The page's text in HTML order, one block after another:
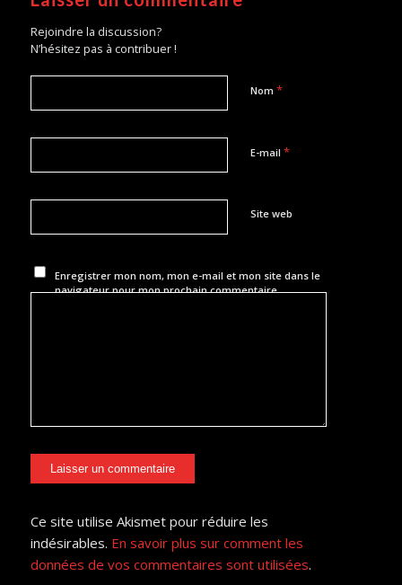
Rejoindre la discussion?
N’hésitez pas à contribuer !
Nom *
E-mail *
Site web
Enregistrer mon nom, mon e-mail et mon site dans le
navigateur pour mon prochain commentaire.
Ce site utilise Akismet pour réduire les
indésirables. En savoir plus sur comment les
données de vos commentaires sont utilisées.